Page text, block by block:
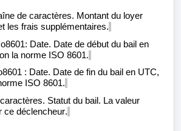
de caractères. Montant du loyer
les frais supplémentaires.
Date. Date de début du bail en
la norme ISO 8601.
: Date. Date de fin du bail en UTC,
ISO 8601.
Statut du bail. La valeur
ce déclencheur.